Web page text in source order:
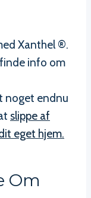
Xanthel ®.
info om
noget endnu
slippe af
eget hjem.
Om